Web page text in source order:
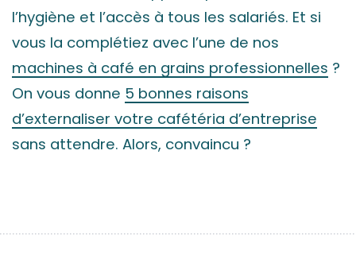
l’hygiène et l’accès à tous les salariés. Et si
vous la complétiez avec l’une de nos
machines à café en grains professionnelles ?
On vous donne 5 bonnes raisons
d’externaliser votre cafétéria d’entreprise
sans attendre. Alors, convaincu ?